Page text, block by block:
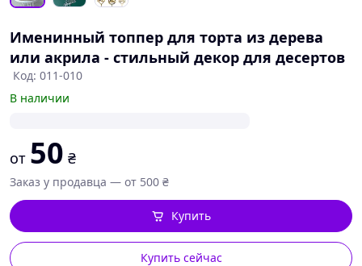
Именинный топпер для торта из дерева
или акрила - стильный декор для десертов
Код: 011-010
В наличии
от 50 ₴
Заказ у продавца — от 500 ₴
Купить сейчас
Купить